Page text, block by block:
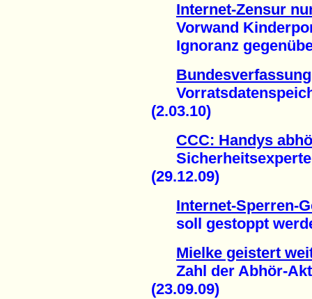
Internet-Zensur
Vorwand
Ignoranz
(2.03.10)
CCC: Handys
Sicherheitsexperte
(29.12.09)
Internet-Sperren-
soll gestoppt
Mielke geistert
Zahl der Abhör-
(23.09.09)